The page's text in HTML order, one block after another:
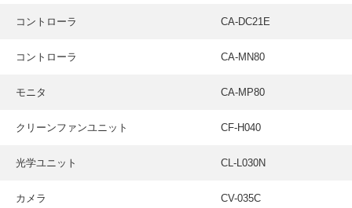
コントローラ CA-DC21E
コントローラ CA-MN80
モニタ CA-MP80
クリーンファンユニット CF-H040
光学ユニット CL-L030N
カメラ CV-035C